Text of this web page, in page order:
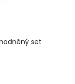
set